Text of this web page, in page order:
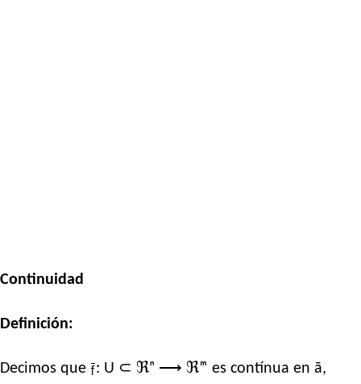
Continuidad
Definición:
Decimos que
: U ⊂ ℜⁿ ⟶ ℜᵐ es contínua en ā,